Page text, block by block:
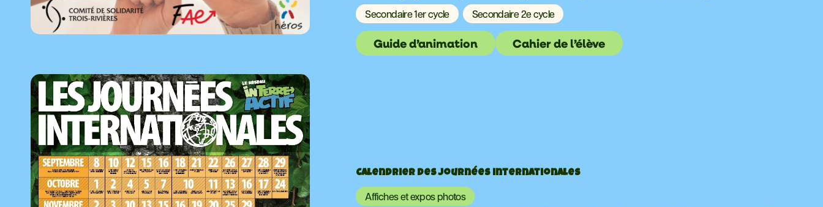
Secondaire 1er cycle Secondaire 2e cycle
Guide d’animation Cahier de l’élève
Calendrier des journées internationales
Affiches et expos photos